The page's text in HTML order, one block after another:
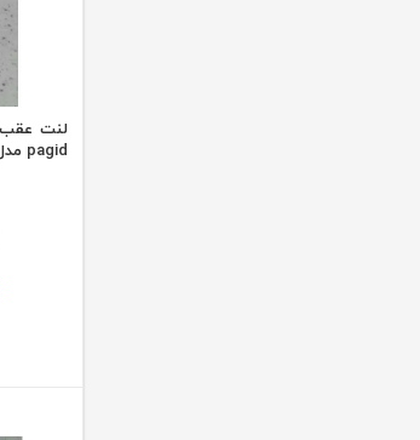
pagid مدل 2011 تا 2016